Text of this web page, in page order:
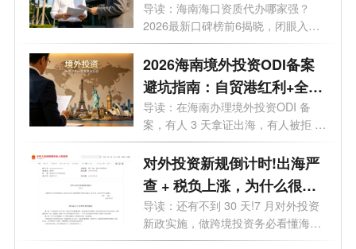
好？
导读：海南海口资质代办哪家强？
2026最新口碑榜前6揭晓，闭眼入。
你想在海...
2026海南境外投资ODI备案
避坑指南：自贸港红利+全流
程实操，28个问题一次讲透
导读：在海南办理境外投资ODI 备
案，有人 3 天拿证出海，有人被拒 5
次？28 ...
对外投资新规倒计时!出海严
查 + 税负上涨，为什么很多
老板都把 ODI备案落在海
南？
导读：还有不到 30 天!7 月对外投资
新政实施，做跨境投资务必看懂海南
政策...